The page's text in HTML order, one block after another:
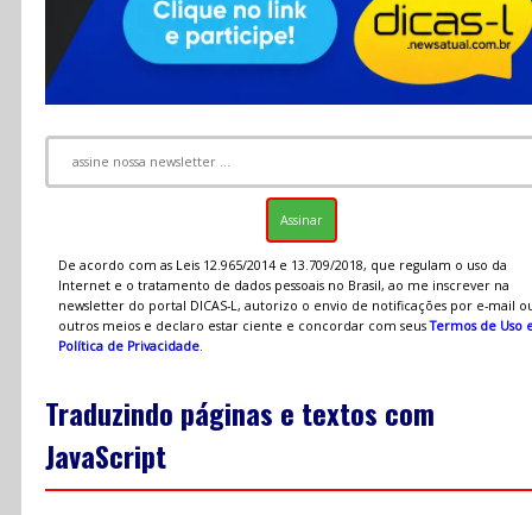
De acordo com as Leis 12.965/2014 e 13.709/2018, que regulam o uso da
Internet e o tratamento de dados pessoais no Brasil, ao me inscrever na
newsletter do portal DICAS-L, autorizo o envio de notificações por e-mail
outros meios e declaro estar ciente e concordar com seusTermos de Uso
Política de Privacidade.
Traduzindo páginas e textos com
JavaScript